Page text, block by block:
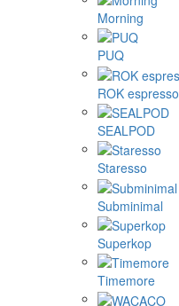
Morning
PUQ
ROK espresso
SEALPOD
Staresso
Subminimal
Superkop
Timemore